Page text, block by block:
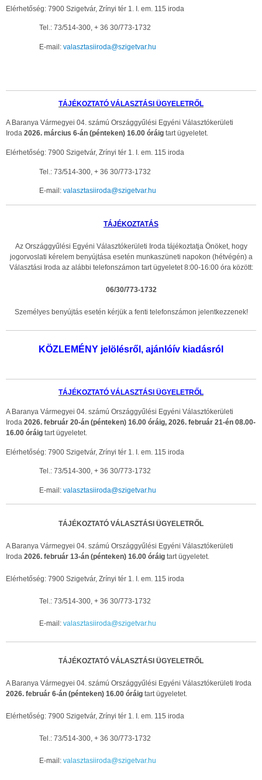
Elérhetőség: 7900 Szigetvár, Zrínyi tér 1. I. em. 115 iroda
Tel.: 73/514-300, + 36 30/773-1732
E-mail: valasztasiiroda@szigetvar.hu
TÁJÉKOZTATÓ VÁLASZTÁSI ÜGYELETRŐL
A Baranya Vármegyei 04. számú Országgyűlési Egyéni Választókerületi
Iroda 2026. március 6-án (pénteken) 16.00 óráig tart ügyeletet.
Elérhetőség: 7900 Szigetvár, Zrínyi tér 1. I. em. 115 iroda
Tel.: 73/514-300, + 36 30/773-1732
E-mail: valasztasiiroda@szigetvar.hu
TÁJÉKOZTATÁS
Az Országgyűlési Egyéni Választókerületi Iroda tájékoztatja Önöket, hogy
jogorvoslati kérelem benyújtása esetén munkaszüneti napokon (hétvégén) a
Választási Iroda az alábbi telefonszámon tart ügyeletet 8:00-16:00 óra között:
06/30/773-1732
Személyes benyújtás esetén kérjük a fenti telefonszámon jelentkezzenek!
KÖZLEMÉNY jelölésről, ajánlóív kiadásról
TÁJÉKOZTATÓ VÁLASZTÁSI ÜGYELETRŐL
A Baranya Vármegyei 04. számú Országgyűlési Egyéni Választókerületi
Iroda 2026. február 20-án (pénteken) 16.00 óráig, 2026. február 21-én 08.00-
16.00 óráig tart ügyeletet.
Elérhetőség: 7900 Szigetvár, Zrínyi tér 1. I. em. 115 iroda
Tel.: 73/514-300, + 36 30/773-1732
E-mail: valasztasiiroda@szigetvar.hu
TÁJÉKOZTATÓ VÁLASZTÁSI ÜGYELETRŐL
A Baranya Vármegyei 04. számú Országgyűlési Egyéni Választókerületi
Iroda 2026. február 13-án (pénteken) 16.00 óráig tart ügyeletet.
Elérhetőség: 7900 Szigetvár, Zrínyi tér 1. I. em. 115 iroda
Tel.: 73/514-300, + 36 30/773-1732
E-mail: valasztasiiroda@szigetvar.hu
TÁJÉKOZTATÓ VÁLASZTÁSI ÜGYELETRŐL
A Baranya Vármegyei 04. számú Országgyűlési Egyéni Választókerületi Iroda
2026. február 6-án (pénteken) 16.00 óráig tart ügyeletet.
Elérhetőség: 7900 Szigetvár, Zrínyi tér 1. I. em. 115 iroda
Tel.: 73/514-300, + 36 30/773-1732
E-mail: valasztasiiroda@szigetvar.hu